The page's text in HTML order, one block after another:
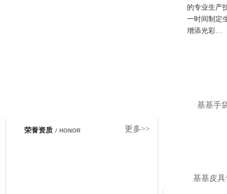
的专业生产
一时间制定
增添光彩…
基基手
基基皮
更多>>
荣誉资质 / HONOR